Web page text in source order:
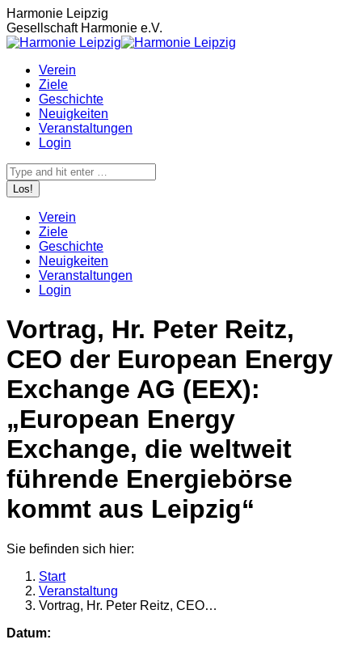
Zum
Inhalt
springen
Harmonie Leipzig
Gesellschaft Harmonie e.V.
Verein
Ziele
Geschichte
Neuigkeiten
Veranstaltungen
Login
Search:
Verein
Ziele
Geschichte
Neuigkeiten
Veranstaltungen
Login
Vortrag, Hr. Peter Reitz,
CEO der European Energy
Exchange AG (EEX):
„European Energy
Exchange, die weltweit
führende Energiebörse
kommt aus Leipzig“
Sie befinden sich hier:
Start
Veranstaltung
Vortrag, Hr. Peter Reitz, CEO…
Datum: